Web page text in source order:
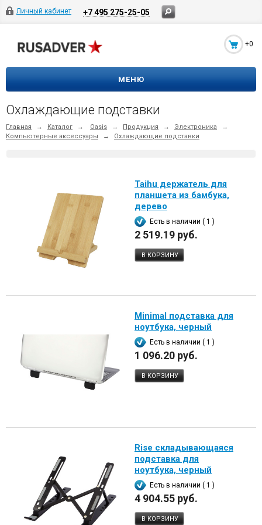
Личный кабинет +7 495 275-25-05
+0
МЕНЮ
Охлаждающие подставки
Главная → Каталог → Oasis → Продукция → Электроника
→
Компьютерные аксессуары
→ Охлаждающие подставки
Taihu держатель для
планшета из бамбука,
дерево
Есть в наличии ( 1 )
2 519.19 руб.
В КОРЗИНУ
Minimal подставка для
ноутбука, черный
Есть в наличии ( 1 )
1 096.20 руб.
В КОРЗИНУ
Rise складывающаяся
подставка для
ноутбука, черный
Есть в наличии ( 1 )
4 904.55 руб.
В КОРЗИНУ